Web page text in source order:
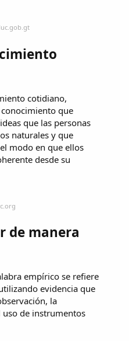
cotidiano,
que
que las personas
naturales y que
modo en que ellos
desde su
de manera
empírico se refiere
evidencia que
la
de instrumentos